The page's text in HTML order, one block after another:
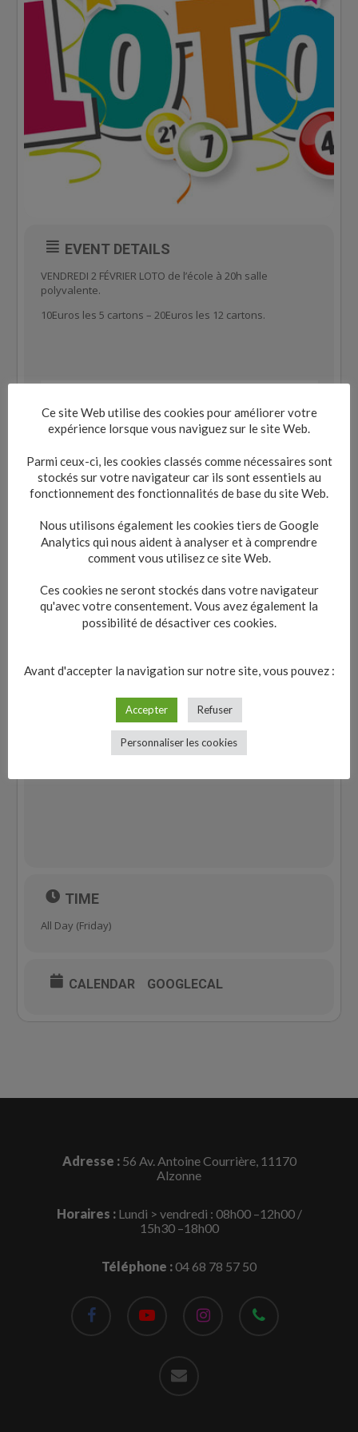
EVENT DETAILS
VENDREDI 2 FÉVRIER LOTO de l’école à 20h salle
polyvalente.
10Euros les 5 cartons – 20Euros les 12 cartons.
TIME
All Day (Friday)
CALENDAR GOOGLECAL
Adresse : 56 Av. Antoine Courrière, 11170
Alzonne
Horaires :Lundi > vendredi : 08h00 –12h00 /
15h30 –18h00
Téléphone :04 68 78 57 50
facebook instagram phone
Ce site Web utilise des cookies pour améliorer votre
expérience lorsque vous naviguez sur le site Web.
Parmi ceux-ci, les cookies classés comme nécessaires sont
stockés sur votre navigateur car ils sont essentiels au
fonctionnement des fonctionnalités de base du site Web.
Nous utilisons également les cookies tiers de Google
Analytics qui nous aident à analyser et à comprendre
comment vous utilisez ce site Web.
Ces cookies ne seront stockés dans votre navigateur
qu'avec votre consentement. Vous avez également la
possibilité de désactiver ces cookies.
Avant d'accepter la navigation sur notre site, vous pouvez :
Accepter Refuser
Personnaliser les cookies